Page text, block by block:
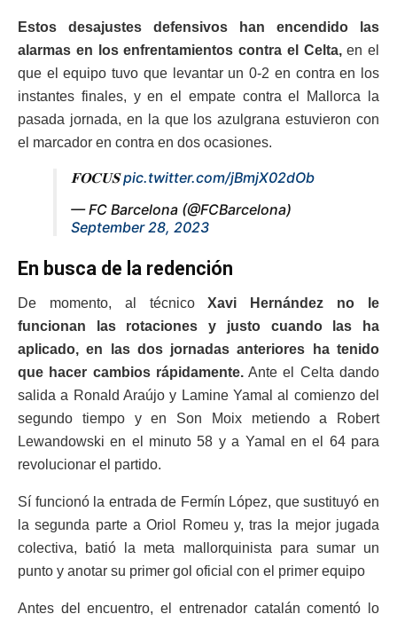
Estos desajustes defensivos han encendido las
alarmas en los enfrentamientos contra el Celta,en el
que el equipo tuvo que levantar un 0-2 en contra en los
instantes finales, y en el empate contra el Mallorca la
pasada jornada, en la que los azulgrana estuvieron con
el marcador en contra en dos ocasiones.
𝐅𝐎𝐂𝐔𝐒pic.twitter.com/jBmjX02dOb
— FC Barcelona (@FCBarcelona)
September 28, 2023
En busca de la redención
De momento, al técnicoXavi Hernández no le
funcionan las rotaciones y justo cuando las ha
aplicado, en las dos jornadas anteriores ha tenido
que hacer cambios rápidamente.Ante el Celta dando
salida a Ronald Araújo y Lamine Yamal al comienzo del
segundo tiempo y en Son Moix metiendo a Robert
Lewandowski en el minuto 58 y a Yamal en el 64 para
revolucionar el partido.
Sí funcionó la entrada de Fermín López, que sustituyó en
la segunda parte a Oriol Romeu y, tras la mejor jugada
colectiva, batió la meta mallorquinista para sumar un
punto y anotar su primer gol oficial con el primer equipo
Antes del encuentro, el entrenador catalán comentó lo